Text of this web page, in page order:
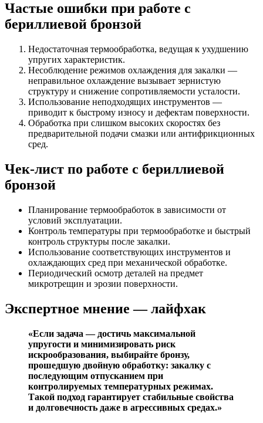
Частые ошибки при работе с
бериллиевой бронзой
Недостаточная термообработка, ведущая к ухудшению
упругих характеристик.
Несоблюдение режимов охлаждения для закалки —
неправильное охлаждение вызывает зернистую
структуру и снижение сопротивляемости усталости.
Использование неподходящих инструментов —
приводит к быстрому износу и дефектам поверхности.
Обработка при слишком высоких скоростях без
предварительной подачи смазки или антифрикционных
сред.
Чек-лист по работе с бериллиевой
бронзой
Планирование термообработок в зависимости от
условий эксплуатации.
Контроль температуры при термообработке и быстрый
контроль структуры после закалки.
Использование соответствующих инструментов и
охлаждающих сред при механической обработке.
Периодический осмотр деталей на предмет
микротрещин и эрозии поверхности.
Экспертное мнение — лайфхак
«Если задача — достичь максимальной
упругости и минимизировать риск
искрообразования, выбирайте бронзу,
прошедшую двойную обработку: закалку с
последующим отпусканием при
контролируемых температурных режимах.
Такой подход гарантирует стабильные свойства
и долговечность даже в агрессивных средах.»